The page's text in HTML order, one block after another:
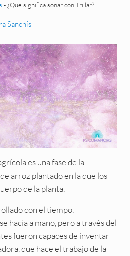
-¿Qué significa soñar con Trillar?
Sanchís
es una fase de la
arroz plantado en la que los
de la planta.
con el tiempo.
hacía a mano, pero a través del
fueron capaces de inventar
que hace el trabajo de la